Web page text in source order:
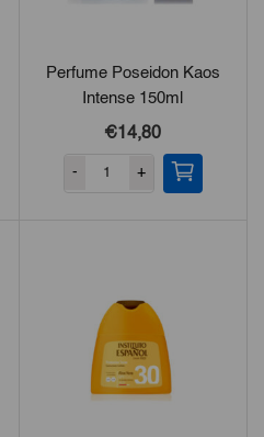
Perfume Poseidon Kaos
Intense 150ml
€14,80
- +